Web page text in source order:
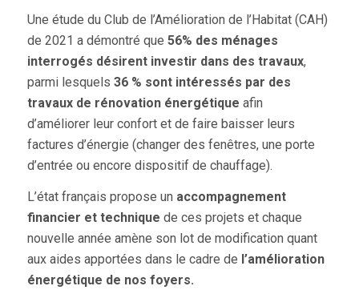
Une étude du Club de l’Amélioration de l’Habitat (CAH)
de 2021 a démontré que 56% des ménages
interrogés désirent investir dans des travaux,
parmi lesquels 36 % sont intéressés par des
travaux de rénovation énergétique afin
d’améliorer leur confort et de faire baisser leurs
factures d’énergie (changer des fenêtres, une porte
d’entrée ou encore dispositif de chauffage).
L’état français propose un accompagnement
financier et technique de ces projets et chaque
nouvelle année amène son lot de modification quant
aux aides apportées dans le cadre de l’amélioration
énergétique de nos foyers.